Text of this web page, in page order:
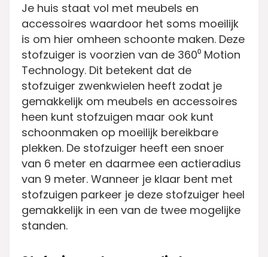
Je huis staat vol met meubels en
accessoires waardoor het soms moeilijk
is om hier omheen schoonte maken. Deze
stofzuiger is voorzien van de 360⁰ Motion
Technology. Dit betekent dat de
stofzuiger zwenkwielen heeft zodat je
gemakkelijk om meubels en accessoires
heen kunt stofzuigen maar ook kunt
schoonmaken op moeilijk bereikbare
plekken. De stofzuiger heeft een snoer
van 6 meter en daarmee een actieradius
van 9 meter. Wanneer je klaar bent met
stofzuigen parkeer je deze stofzuiger heel
gemakkelijk in een van de twee mogelijke
standen.